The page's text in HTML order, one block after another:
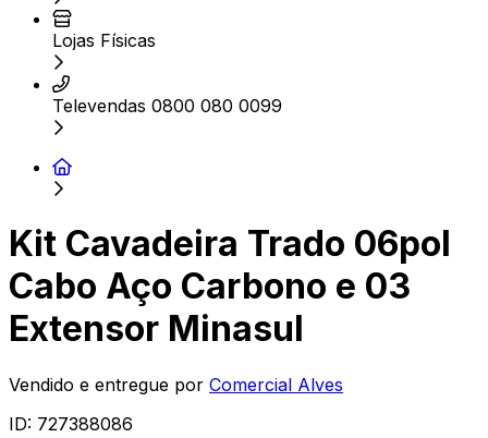
Lojas Físicas
Televendas 0800 080 0099
Kit Cavadeira Trado 06pol
Cabo Aço Carbono e 03
Extensor Minasul
Vendido e entregue por Comercial Alves
ID: 727388086